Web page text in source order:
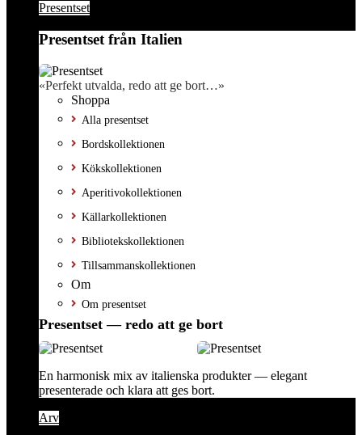
Presentset
Presentset från Italien
«Perfekt utvalda, redo att ge bort…»
Shoppa
Alla presentset
Bordskollektionen
Kökskollektionen
Aperitivokollektionen
Källarkollektionen
Bibliotekskollektionen
Tillsammanskollektionen
Om
Om presentset
Presentset — redo att ge bort
En harmonisk mix av italienska produkter — elegant
presenterade och klara att ges bort.
Arv